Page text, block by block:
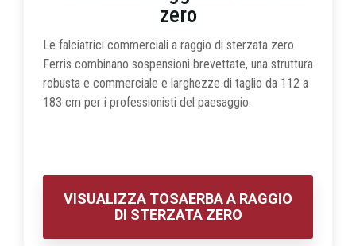
zero
Le falciatrici commerciali a raggio di sterzata zero
Ferris combinano sospensioni brevettate, una struttura
robusta e commerciale e larghezze di taglio da 112 a
183 cm per i professionisti del paesaggio.
VISUALIZZA TOSAERBA A RAGGIO
DI STERZATA ZERO